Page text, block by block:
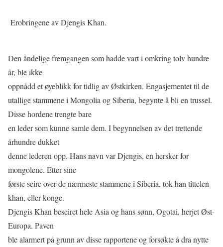
Erobringene av Djengis Khan.
Den åndelige fremgangen som hadde vart i omkring tolv hundre
år, ble ikke
oppnådd et øyeblikk for tidlig av Østkirken. Engasjementet til de
utallige stammene i Mongolia og Siberia, begynte å bli en trussel.
Disse hordene trengte bare
en leder som kunne samle dem. I begynnelsen av det trettende
århundre dukket
denne lederen opp. Hans navn var Djengis, en hersker for
mongolene. Etter sine
første seire over de nærmeste stammene i Siberia, tok han tittelen
khan, eller konge.
Djengis Khan beseiret hele Asia og hans sønn, Ogotai, herjet Øst-
Europa. Paven
ble alarmert på grunn av disse rapportene og forsøkte å dra nytte